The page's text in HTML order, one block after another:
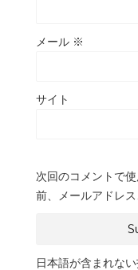
メール ※
サイト
次回のコメントで
前、メールアドレス
日本語が含まれな